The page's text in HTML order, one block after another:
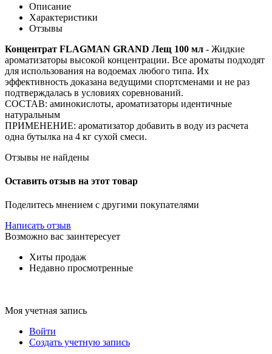
Описание
Характеристики
Отзывы
Концентрат FLAGMAN GRAND Лещ 100 мл - Жидкие
ароматизаторы высокой концентрации. Все ароматы подходят
для использования на водоемах любого типа. Их
эффективность доказана ведущими спортсменами и не раз
подтверждалась в условиях соревнований.
СОСТАВ: аминокислоты, ароматизаторы идентичные
натуральным
ПРИМЕНЕНИЕ: ароматизатор добавить в воду из расчета
одна бутылка на 4 кг сухой смеси.
Отзывы не найдены
Оставить отзыв на этот товар
Поделитесь мнением с другими покупателями
Написать отзыв
Возможно вас заинтересует
Хиты продаж
Недавно просмотренные
Моя учетная запись
Войти
Создать учетную запись